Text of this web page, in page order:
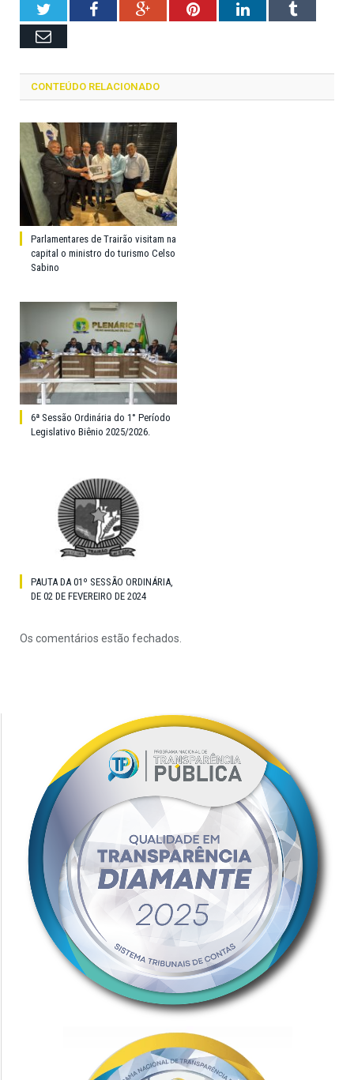
TwitterFacebookGoogle+PinterestLinkedInTumblr
Email
CONTEÚDO RELACIONADO
Parlamentares de Trairão visitam na
capital o ministro do turismo Celso
Sabino
6ª Sessão Ordinária do 1° Período
Legislativo Biênio 2025/2026.
PAUTA DA 01º SESSÃO ORDINÁRIA,
DE 02 DE FEVEREIRO DE 2024
Os comentários estão fechados.